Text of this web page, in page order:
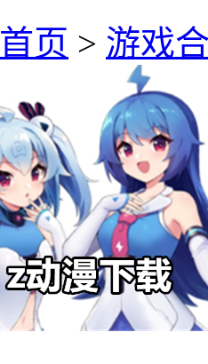
首页 > 游戏